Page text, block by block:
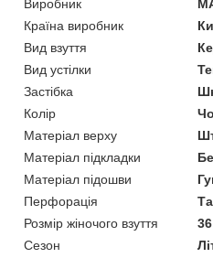
Виробник
Країна виробник
Вид взуття
Вид устілки
Застібка
Колір
Матеріал верху
Матеріал підкладки
Матеріал підошви
Перфорація
Розмір жіночого взуття
36
Сезон